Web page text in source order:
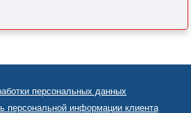
персональных данных
персональной информации клиента